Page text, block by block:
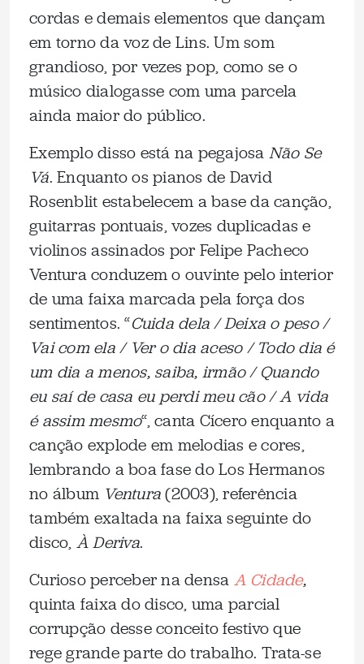
cordas e demais elementos que dançam
em torno da voz de Lins. Um som
grandioso, por vezes pop, como se o
músico dialogasse com uma parcela
ainda maior do público.
Exemplo disso está na pegajosa Não Se
Vá. Enquanto os pianos de David
Rosenblit estabelecem a base da canção,
guitarras pontuais, vozes duplicadas e
violinos assinados por Felipe Pacheco
Ventura conduzem o ouvinte pelo interior
de uma faixa marcada pela força dos
sentimentos. “Cuida dela / Deixa o peso /
Vai com ela / Ver o dia aceso / Todo dia é
um dia a menos, saiba, irmão / Quando
eu saí de casa eu perdi meu cão / A vida
é assim mesmo“, canta Cícero enquanto a
canção explode em melodias e cores,
lembrando a boa fase do Los Hermanos
no álbum Ventura(2003), referência
também exaltada na faixa seguinte do
disco, À Deriva.
Curioso perceber na densa A Cidade,
quinta faixa do disco, uma parcial
corrupção desse conceito festivo que
rege grande parte do trabalho. Trata-se